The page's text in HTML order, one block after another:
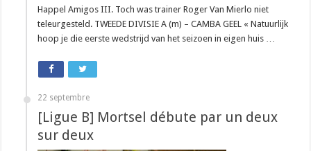
Happel Amigos III. Toch was trainer Roger Van Mierlo niet
teleurgesteld. TWEEDE DIVISIE A (m) – CAMBA GEEL « Natuurlijk
hoop je die eerste wedstrijd van het seizoen in eigen huis …
22 septembre
[Ligue B] Mortsel débute par un deux
sur deux